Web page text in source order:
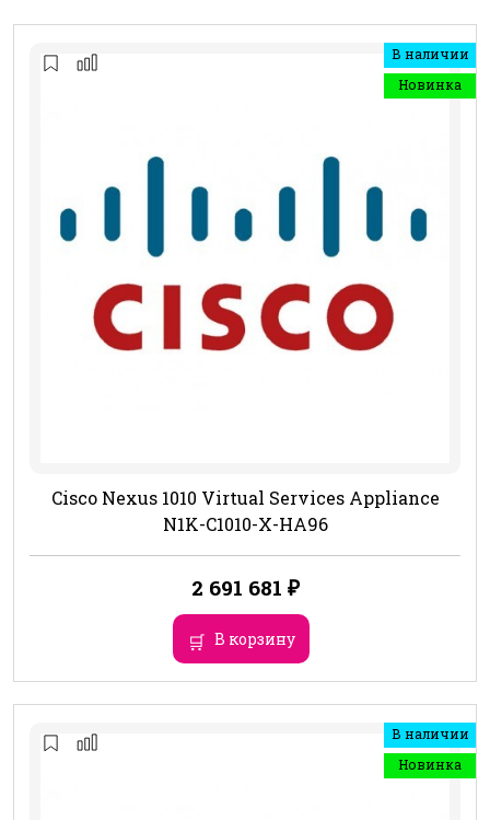
В наличии
Новинка
Cisco Nexus 1010 Virtual Services Appliance
N1K-C1010-X-HA96
2 691 681 ₽
В корзину
В наличии
Новинка